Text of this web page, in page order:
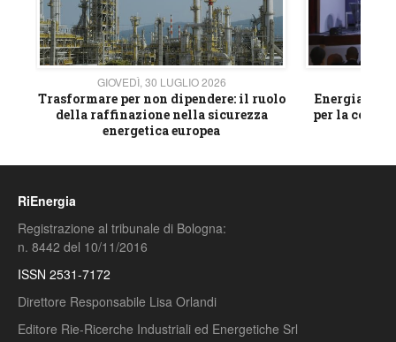
GIOVEDÌ, 30 LUGLIO 2026
Trasformare per non dipendere: il ruolo
della raffinazione nella sicurezza
energetica europea
Energia e
per la
RiEnergia
Registrazione al tribunale di Bologna:
n. 8442 del 10/11/2016
ISSN 2531-7172
Direttore Responsabile Lisa Orlandi
Editore Rie-Ricerche Industriali ed Energetiche Srl